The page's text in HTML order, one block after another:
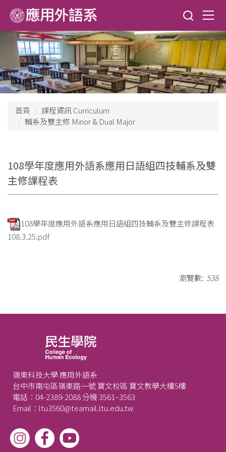
到
主
區
首頁
課程資訊 Curriculum
輔系及雙主修 Minor & Dual Major
108學年度應用外語系應用日語組四技輔系及雙
主修課程表
108學年度應用外語系應用日語組四技輔系及雙主修課程表
108.3.25.pdf
瀏覽數: 538
嶺東科技大學 應用外語系
台中市南屯區嶺東路一號 寶文校區 寶文教學大樓5樓
電話：04-2389-2088 分機 3561~3563
Email：ltu3560@teamail.ltu.edu.tw